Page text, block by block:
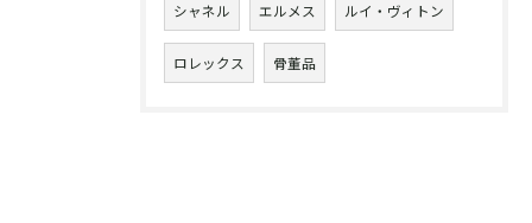
シャネル エルメス ルイ・ヴィトン
ロレックス 骨董品